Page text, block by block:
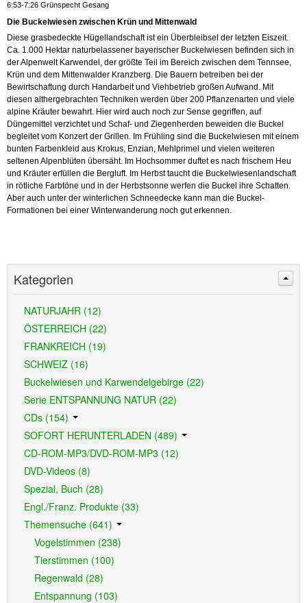
6:53-7:26 Grünspecht Gesang
Die Buckelwiesen zwischen Krün und Mittenwald
Diese grasbedeckte Hügellandschaft ist ein Überbleibsel der letzten Eiszeit.
Ca. 1.000 Hektar naturbelassener bayerischer Buckelwiesen befinden sich in
der Alpenwelt Karwendel, der größte Teil im Bereich zwischen dem Tennsee,
Krün und dem Mittenwalder Kranzberg. Die Bauern betreiben bei der
Bewirtschaftung durch Handarbeit und Viehbetrieb großen Aufwand. Mit
diesen althergebrachten Techniken werden über 200 Pflanzenarten und viele
alpine Kräuter bewahrt. Hier wird auch noch zur Sense gegriffen, auf
Düngemittel verzichtet und Schaf- und Ziegenherden beweiden die Buckel
begleitet vom Konzert der Grillen. Im Frühling sind die Buckelwiesen mit einem
bunten Farbenkleid aus Krokus, Enzian, Mehlprimel und vielen weiteren
seltenen Alpenblüten übersäht. Im Hochsommer duftet es nach frischem Heu
und Kräuter erfüllen die Bergluft. Im Herbst taucht die Buckelwiesenlandschaft
in rötliche Farbtöne und in der Herbstsonne werfen die Buckel ihre Schatten.
Aber auch unter der winterlichen Schneedecke kann man die Buckel-
Formationen bei einer Winterwanderung noch gut erkennen.
Kategorien
NATURJAHR (12)
ÖSTERREICH (22)
FRANKREICH (19)
SCHWEIZ (16)
Buckelwiesen und Karwendelgebirge (22)
Serie ENTSPANNUNG NATUR (22)
CDs (154)
SOFORT HERUNTERLADEN (489)
CD-ROM-MP3/DVD-ROM-MP3 (12)
DVD-Videos (8)
Spezial, Buch (28)
Engl./Franz. Produkte (33)
Themensuche (641)
Vogelstimmen (238)
Tierstimmen (100)
Regenwald (28)
Entspannung (103)